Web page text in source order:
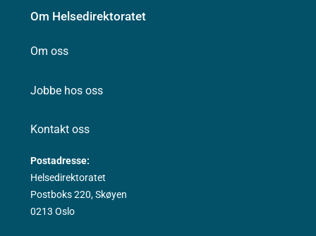
Om Helsedirektoratet
Om oss
Jobbe hos oss
Kontakt oss
Postadresse:
Helsedirektoratet
Postboks 220, Skøyen
0213 Oslo